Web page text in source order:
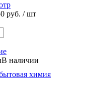
руб. / шт
В наличии
химия